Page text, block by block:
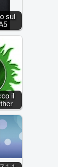
sul
il